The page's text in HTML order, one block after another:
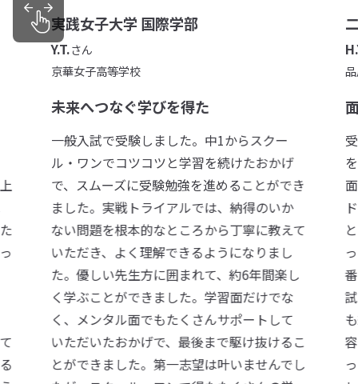
二松学舍大学附属高等学校
H.Y.さん
品川区立荏原第一中学校(ボランティア部)
面接の練習を何度もしてもらえた
受験について何も知らず、最初は大きな不安
を感じていました。ですが、先生方が勉強
面はもちろん、生活面についてもたくさんア
ドバイスをくださいました。わからないこ
とは、私がしっかりわかるまで教えてくださ
ったので、段々と不安はなくなっていき、本
番も安心して臨むことができました。特に
試験に面接があった私には、先生方が何度
も練習に付き合ってくださいました。話す内
容や視線、マナーなど、自分では気づけなか
った細かいところまで注意してくださいま